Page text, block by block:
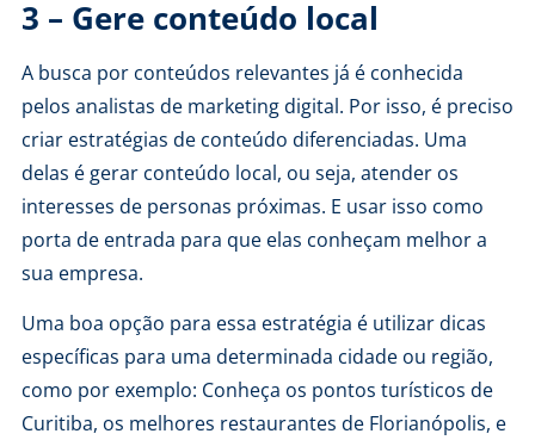
3 – Gere conteúdo local
A busca por conteúdos relevantes já é conhecida
pelos analistas de marketing digital. Por isso, é preciso
criar estratégias de conteúdo diferenciadas. Uma
delas é gerar conteúdo local, ou seja, atender os
interesses de personas próximas. E usar isso como
porta de entrada para que elas conheçam melhor a
sua empresa.
Uma boa opção para essa estratégia é utilizar dicas
específicas para uma determinada cidade ou região,
como por exemplo: Conheça os pontos turísticos de
Curitiba, os melhores restaurantes de Florianópolis, e